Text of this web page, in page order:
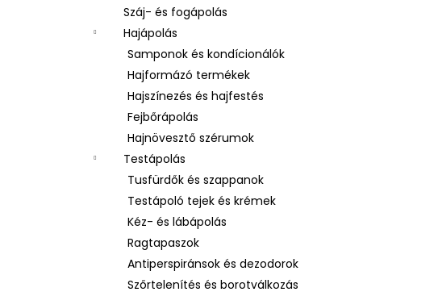
Száj- és fogápolás
Hajápolás
Samponok és kondícionálók
Hajformázó termékek
Hajszínezés és hajfestés
Fejbőrápolás
Hajnövesztő szérumok
Testápolás
Tusfürdők és szappanok
Testápoló tejek és krémek
Kéz- és lábápolás
Ragtapaszok
Antiperspiránsok és dezodorok
Szőrtelenítés és borotválkozás